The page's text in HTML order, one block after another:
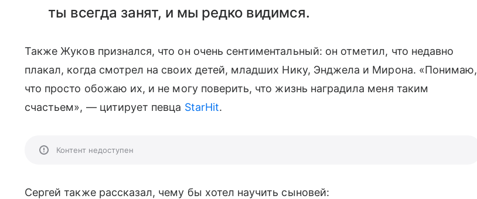
ты всегда занят, и мы редко видимся.
Также Жуков признался, что он очень сентиментальный: он отметил, что недавно
плакал, когда смотрел на своих детей, младших Нику, Энджела и Мирона. «Понимаю,
что просто обожаю их, и не могу поверить, что жизнь наградила меня таким
счастьем», — цитирует певца StarHit.
Контент недоступен
Сергей также рассказал, чему бы хотел научить сыновей: